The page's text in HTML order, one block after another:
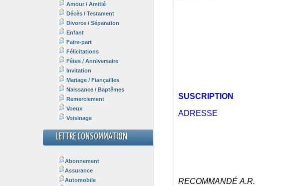
Amour / Amitié
Décès / Testament
Divorce / Séparation
Enfant
Faire-part
Félicitations
Fêtes / Anniversaire
Invitation
Mariage / Fiançailles
Naissance / Baptêmes
Remerciement
Voeux
Voisinage
LETTRE CONSOMMATION
Abonnement
Assurance
Automobile